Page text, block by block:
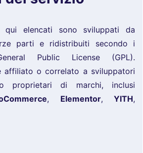
qui elencati sono sviluppati da
parti e ridistribuiti secondo i
Public License (GPL).
affiliato o correlato a sviluppatori
di marchi, inclusi
, Elementor,YITH,